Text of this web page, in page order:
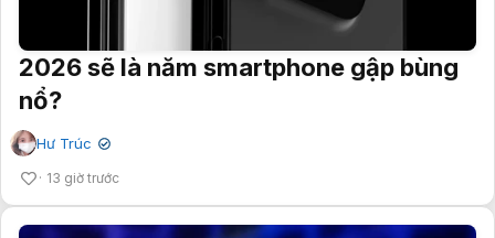
2026 sẽ là năm smartphone gập bùng
nổ?
Hư Trúc ✔
13 giờ trước